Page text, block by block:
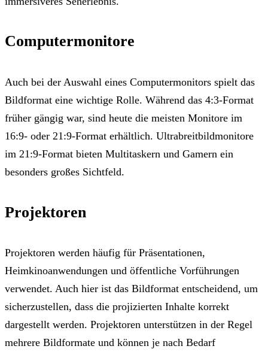
Computermonitore
Auch bei der Auswahl eines Computermonitors spielt das
Bildformat eine wichtige Rolle. Während das 4:3-Format
früher gängig war, sind heute die meisten Monitore im
16:9- oder 21:9-Format erhältlich. Ultrabreitbildmonitore
im 21:9-Format bieten Multitaskern und Gamern ein
besonders großes Sichtfeld.
Projektoren
Projektoren werden häufig für Präsentationen,
Heimkinoanwendungen und öffentliche Vorführungen
verwendet. Auch hier ist das Bildformat entscheidend, um
sicherzustellen, dass die projizierten Inhalte korrekt
dargestellt werden. Projektoren unterstützen in der Regel
mehrere Bildformate und können je nach Bedarf